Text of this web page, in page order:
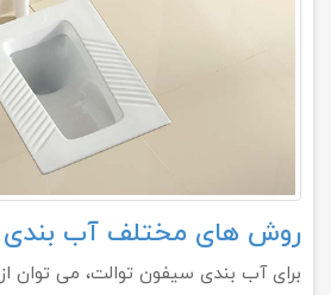
روش های مختلف آب بندی
برای آب بندی سیفون توالت، می توان